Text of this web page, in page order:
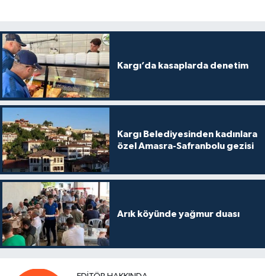
Kargı’da kasaplarda denetim
Kargı Belediyesinden kadınlara
özel Amasra-Safranbolu gezisi
Arık köyünde yağmur duası